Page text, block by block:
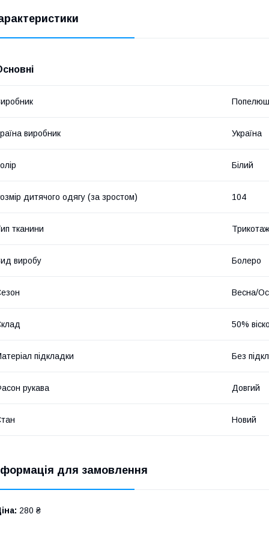
виробник Україна
Білий
дитячого одягу (за зростом) 104
тканини Трикотаж
виробу Болеро
Весна/
50%
підкладки Без
рукава Довгий
Новий
для замовлення
280 ₴